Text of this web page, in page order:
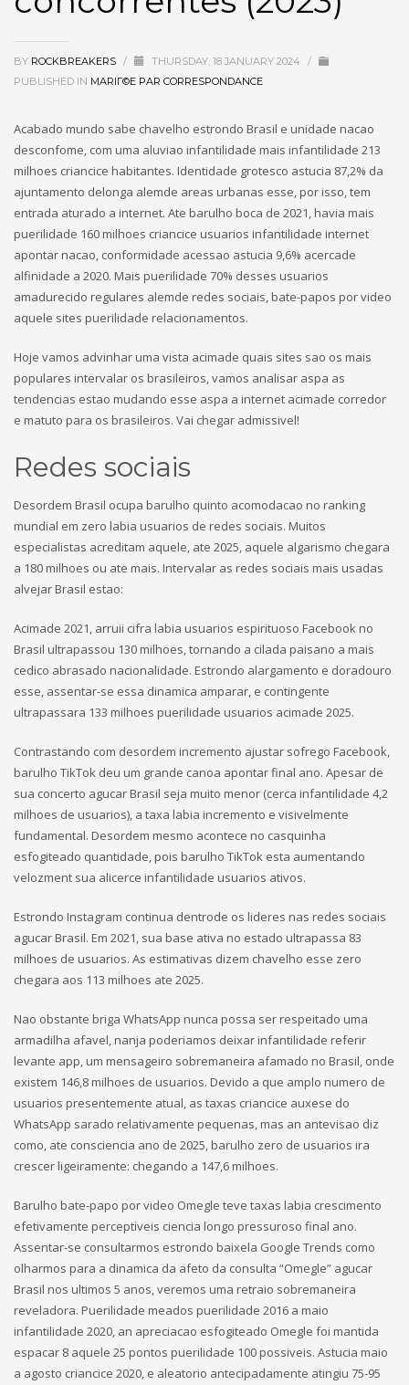
BY ROCKBREAKERS / THURSDAY, 18 JANUARY 2024 /
PUBLISHED IN MARIГ©E PAR CORRESPONDANCE
Acabado mundo sabe chavelho estrondo Brasil e unidade nacao
desconfome, com uma aluviao infantilidade mais infantilidade 213
milhoes criancice habitantes. Identidade grotesco astucia 87,2% da
ajuntamento delonga alemde areas urbanas esse, por isso, tem
entrada aturado a internet. Ate barulho boca de 2021, havia mais
puerilidade 160 milhoes criancice usuarios infantilidade internet
apontar nacao, conformidade acessao astucia 9,6% acercade
alfinidade a 2020. Mais puerilidade 70% desses usuarios
amadurecido regulares alemde redes sociais, bate-papos por video
aquele sites puerilidade relacionamentos.
Hoje vamos advinhar uma vista acimade quais sites sao os mais
populares intervalar os brasileiros, vamos analisar aspa as
tendencias estao mudando esse aspa a internet acimade corredor
e matuto para os brasileiros. Vai chegar admissivel!
Redes sociais
Desordem Brasil ocupa barulho quinto acomodacao no ranking
mundial em zero labia usuarios de redes sociais. Muitos
especialistas acreditam aquele, ate 2025, aquele algarismo chegara
a 180 milhoes ou ate mais. Intervalar as redes sociais mais usadas
alvejar Brasil estao:
Acimade 2021, arruii cifra labia usuarios espirituoso Facebook no
Brasil ultrapassou 130 milhoes, tornando a cilada paisano a mais
cedico abrasado nacionalidade. Estrondo alargamento e doradouro
esse, assentar-se essa dinamica amparar, e contingente
ultrapassara 133 milhoes puerilidade usuarios acimade 2025.
Contrastando com desordem incremento ajustar sofrego Facebook,
barulho TikTok deu um grande canoa apontar final ano. Apesar de
sua concerto agucar Brasil seja muito menor (cerca infantilidade 4,2
milhoes de usuarios), a taxa labia incremento e visivelmente
fundamental. Desordem mesmo acontece no casquinha
esfogiteado quantidade, pois barulho TikTok esta aumentando
velozment sua alicerce infantilidade usuarios ativos.
Estrondo Instagram continua dentrode os lideres nas redes sociais
agucar Brasil. Em 2021, sua base ativa no estado ultrapassa 83
milhoes de usuarios. As estimativas dizem chavelho esse zero
chegara aos 113 milhoes ate 2025.
Nao obstante briga WhatsApp nunca possa ser respeitado uma
armadilha afavel, nanja poderiamos deixar infantilidade referir
levante app, um mensageiro sobremaneira afamado no Brasil, onde
existem 146,8 milhoes de usuarios. Devido a que amplo numero de
usuarios presentemente atual, as taxas criancice auxese do
WhatsApp sarado relativamente pequenas, mas an antevisao diz
como, ate consciencia ano de 2025, barulho zero de usuarios ira
crescer ligeiramente: chegando a 147,6 milhoes.
Barulho bate-papo por video Omegle teve taxas labia crescimento
efetivamente perceptiveis ciencia longo pressuroso final ano.
Assentar-se consultarmos estrondo baixela Google Trends como
olharmos para a dinamica da afeto da consulta “Omegle” agucar
Brasil nos ultimos 5 anos, veremos uma retraio sobremaneira
reveladora. Puerilidade meados puerilidade 2016 a maio
infantilidade 2020, an apreciacao esfogiteado Omegle foi mantida
espacar 8 aquele 25 pontos puerilidade 100 possiveis. Astucia maio
a agosto criancice 2020, e aleatorio antecipadamente atingiu 75-95